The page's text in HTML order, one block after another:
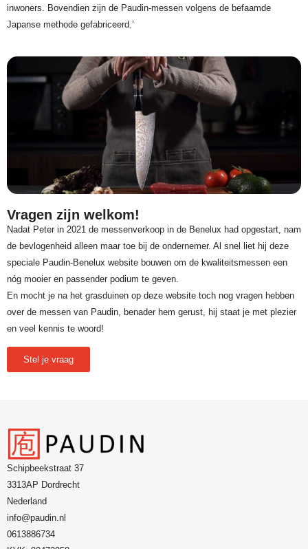
inwoners. Bovendien zijn de Paudin-messen volgens de befaamde
Japanse methode gefabriceerd.’
Vragen zijn welkom!
Nadat Peter in 2021 de messenverkoop in de Benelux had opgestart, nam
de bevlogenheid alleen maar toe bij de ondernemer. Al snel liet hij deze
speciale Paudin-Benelux website bouwen om de kwaliteitsmessen een
nóg mooier en passender podium te geven.
En mocht je na het grasduinen op deze website toch nog vragen hebben
over de messen van Paudin, benader hem gerust, hij staat je met plezier
en veel kennis te woord!
Stel je vraag
Schipbeekstraat 37
3313AP Dordrecht
Nederland
info@paudin.nl
0613886734